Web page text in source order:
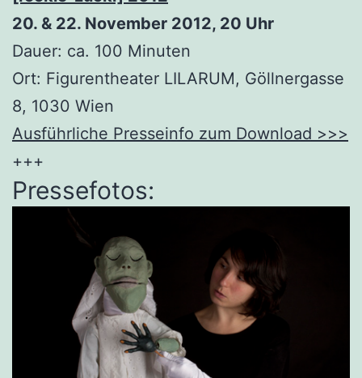
20. & 22. November 2012, 20 Uhr
Dauer: ca. 100 Minuten
Ort: Figurentheater LILARUM, Göllnergasse
8, 1030 Wien
Ausführliche Presseinfo zum Download >>>
+++
Pressefotos: